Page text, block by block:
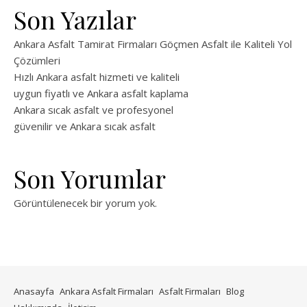
Son Yazılar
Ankara Asfalt Tamirat Firmaları Göçmen Asfalt ile Kaliteli Yol
Çözümleri
Hızlı Ankara asfalt hizmeti ve kaliteli
uygun fiyatlı ve Ankara asfalt kaplama
Ankara sıcak asfalt ve profesyonel
güvenilir ve Ankara sıcak asfalt
Son Yorumlar
Görüntülenecek bir yorum yok.
Anasayfa Ankara Asfalt Firmaları Asfalt Firmaları Blog